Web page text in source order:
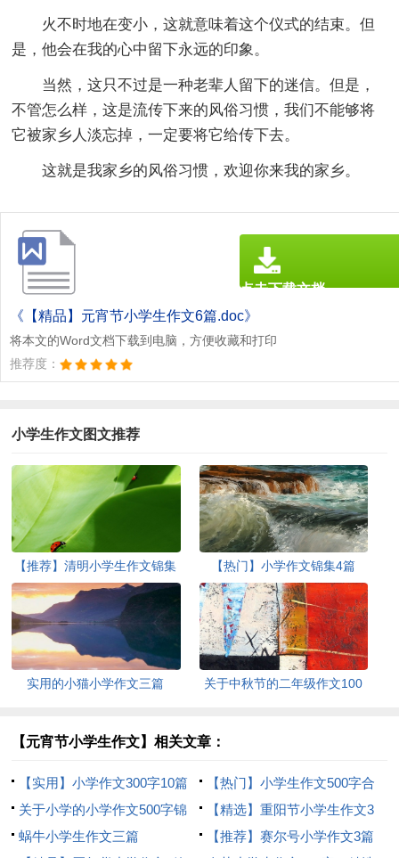
火不时地在变小，这就意味着这个仪式的结束。但
是，他会在我的心中留下永远的印象。
当然，这只不过是一种老辈人留下的迷信。但是，
不管怎么样，这是流传下来的风俗习惯，我们不能够将
它被家乡人淡忘掉，一定要将它给传下去。
这就是我家乡的风俗习惯，欢迎你来我的家乡。
《【精品】元宵节小学生作文6篇.doc》
将本文的Word文档下载到电脑，方便收藏和打印
推荐度：
点击下载文档
文档为doc格式
小学生作文图文推荐
【推荐】清明小学生作文锦集
九篇
【热门】小学作文锦集4篇
实用的小猫小学作文三篇
关于中秋节的二年级作文100
【元宵节小学生作文】相关文章：
【实用】小学作文300字10篇
【热门】小学生作文500字合
集8篇
关于小学的小学作文500字锦
集7篇
【精选】重阳节小学生作文3
篇
蜗牛小学生作文三篇
【推荐】赛尔号小学作文3篇